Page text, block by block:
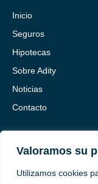
Valoramos su
Utilizamos cookies
Inicio
Seguros
Hipotecas
Sobre Adity
Noticias
Contacto